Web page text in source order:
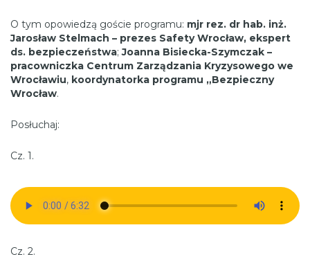
O tym opowiedzą goście programu: mjr rez. dr hab. inż.
Jarosław Stelmach – prezes Safety Wrocław, ekspert
ds. bezpieczeństwa;Joanna Bisiecka-Szymczak –
pracowniczka Centrum Zarządzania Kryzysowego we
Wrocławiu, koordynatorka programu „Bezpieczny
Wrocław.
Posłuchaj:
Cz. 1.
Cz. 2.